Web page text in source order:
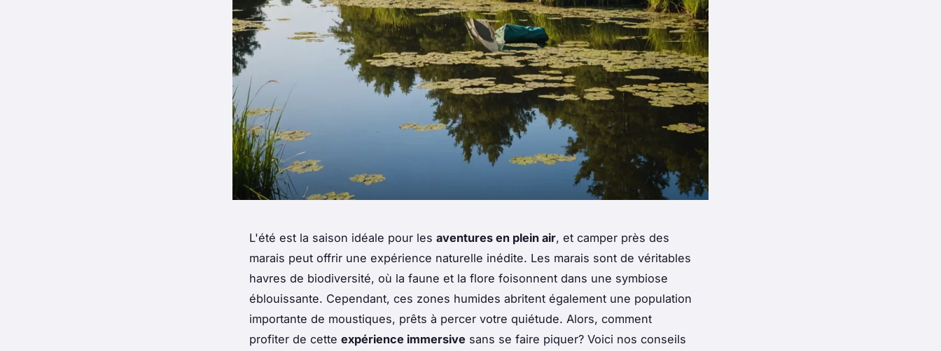
L'été est la saison idéale pour les aventures en plein air, et camper près des
marais peut offrir une expérience naturelle inédite. Les marais sont de véritables
havres de biodiversité, où la faune et la flore foisonnent dans une symbiose
éblouissante. Cependant, ces zones humides abritent également une population
importante de moustiques, prêts à percer votre quiétude. Alors, comment
profiter de cette expérience immersive sans se faire piquer? Voici nos conseils